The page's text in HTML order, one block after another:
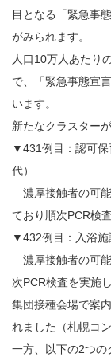
目となる「緊急事
がみられます。
人口10万人あたり
で、「緊急事態宣
います。
新たなクラスター
▼431例目：認可保
代）
濃厚接触者の可
ており順次PCR検
▼432例目：入浴施
濃厚接触者の可
次PCR検査を実施
集団接種会場で案
れました（札幌コ
一方、以下の2つの